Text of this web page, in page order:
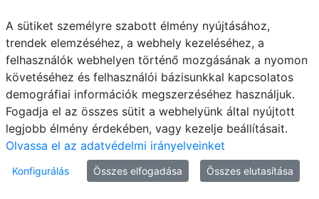
Médiaközpont
Informatikai Igazgatóság
Adatvédelem
© MATE 2021
A sütiket személyre szabott élmény nyújtásához,
trendek elemzéséhez, a webhely kezeléséhez, a
felhasználók webhelyen történő mozgásának a nyomon
követéséhez és felhasználói bázisunkkal kapcsolatos
demográfiai információk megszerzéséhez használjuk.
Fogadja el az összes sütit a webhelyünk által nyújtott
legjobb élmény érdekében, vagy kezelje beállításait.
Olvassa el az adatvédelmi irányelveinket
Konfigurálás Összes elfogadása Összes elutasítása